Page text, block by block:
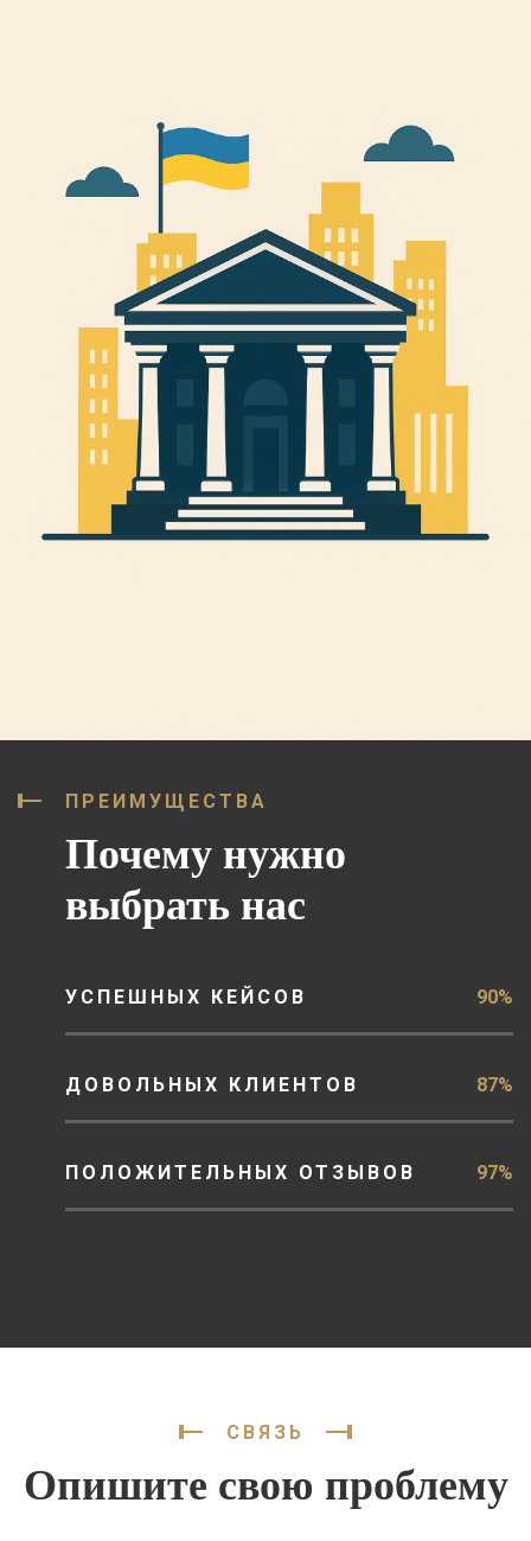
ПРЕИМУЩЕСТВА
Почему нужно
выбрать нас
УСПЕШНЫХ КЕЙСОВ 90%
ДОВОЛЬНЫХ КЛИЕНТОВ 87%
ПОЛОЖИТЕЛЬНЫХ ОТЗЫВОВ 97%
СВЯЗЬ
Опишите свою проблему